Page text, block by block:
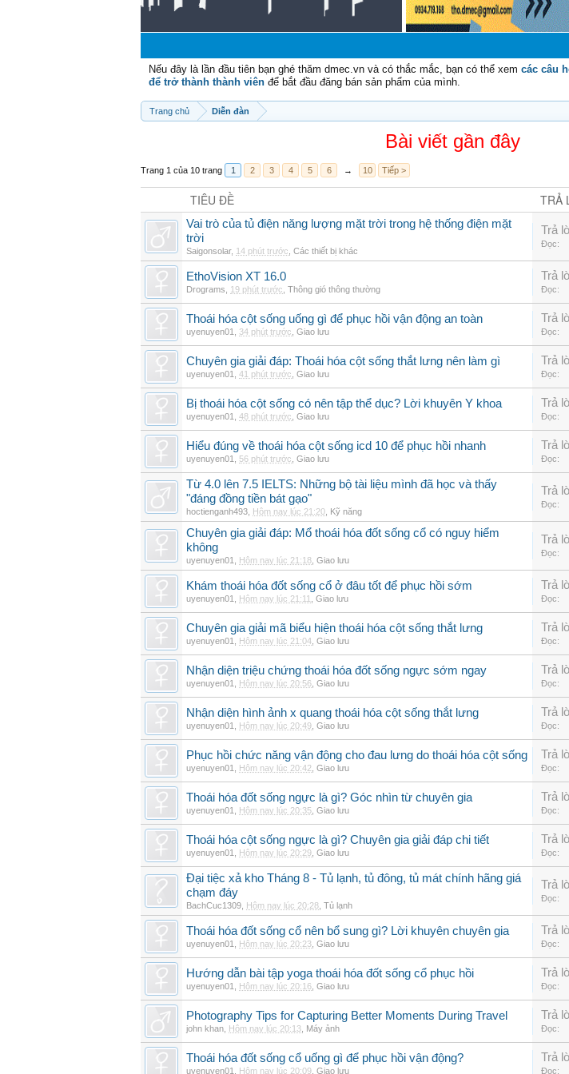
Chào
Nếu đây là lần đầu tiên bạn ghé thăm dmec.vn và có thắc mắc, bạn có thể xem các câu
để trở thành thành viên để bắt đầu đăng bán sản phẩm của mình.
Trang chủ Diễn đàn
Bài viết gần đây
Trang 1 của 10 trang 1 2 3 4 5 6 → 10 Tiếp >
TIÊU ĐỀ TRẢ
Vai trò của tủ điện năng lượng mặt trời trong hệ thống điện mặt
trời
Saigonsolar, 14 phút trước Các thiết bị khác
Trả
Đọc:
EthoVision XT 16.0
Drograms 19 phút trước Thông gió thông thường
Trả
Đọc:
Thoái hóa cột sống uống gì để phục hồi vận động an toàn
uyenuyen01 34 phút trước Giao lưu
Trả
Đọc:
Chuyên gia giải đáp: Thoái hóa cột sống thắt lưng nên làm gì
uyenuyen01 41 phút trước Giao lưu
Trả
Đọc:
Bị thoái hóa cột sống có nên tập thể dục? Lời khuyên Y khoa
uyenuyen01 48 phút trước Giao lưu
Trả
Đọc:
Hiểu đúng về thoái hóa cột sống icd 10 để phục hồi nhanh
uyenuyen01 56 phút trước Giao lưu
Trả
Đọc:
Từ 4.0 lên 7.5 IELTS: Những bộ tài liệu mình đã học và thấy
"đáng đồng tiền bát gạo"
hoctienganh493 Hôm nay lúc 21:20 Kỹ năng
Trả
Đọc:
Chuyên gia giải đáp: Mổ thoái hóa đốt sống cổ có nguy hiểm
không
uyenuyen01 Hôm nay lúc 21:18 Giao lưu
Trả
Đọc:
Khám thoái hóa đốt sống cổ ở đâu tốt để phục hồi sớm
uyenuyen01 Hôm nay lúc 21:11 Giao lưu
Trả
Đọc:
Chuyên gia giải mã biểu hiện thoái hóa cột sống thắt lưng
uyenuyen01 Hôm nay lúc 21:04 Giao lưu
Trả
Đọc:
Nhận diện triệu chứng thoái hóa đốt sống ngực sớm ngay
uyenuyen01 Hôm nay lúc 20:56 Giao lưu
Trả
Đọc:
Nhận diện hình ảnh x quang thoái hóa cột sống thắt lưng
uyenuyen01 Hôm nay lúc 20:49 Giao lưu
Trả
Đọc:
Phục hồi chức năng vận động cho đau lưng do thoái hóa cột sống
uyenuyen01 Hôm nay lúc 20:42 Giao lưu
Trả
Đọc:
Thoái hóa đốt sống ngực là gì? Góc nhìn từ chuyên gia
uyenuyen01 Hôm nay lúc 20:35 Giao lưu
Trả
Đọc:
Thoái hóa cột sống ngực là gì? Chuyên gia giải đáp chi tiết
uyenuyen01 Hôm nay lúc 20:29 Giao lưu
Trả
Đọc:
Đại tiệc xả kho Tháng 8 - Tủ lạnh, tủ đông, tủ mát chính hãng giá
chạm đáy
BachCuc1309 Hôm nay lúc 20:28 Tủ lạnh
Trả
Đọc:
Thoái hóa đốt sống cổ nên bổ sung gì? Lời khuyên chuyên gia
uyenuyen01 Hôm nay lúc 20:23 Giao lưu
Trả
Đọc:
Hướng dẫn bài tập yoga thoái hóa đốt sống cổ phục hồi
uyenuyen01 Hôm nay lúc 20:16 Giao lưu
Trả
Đọc:
Photography Tips for Capturing Better Moments During Travel
john khan Hôm nay lúc 20:13 Máy ảnh
Trả
Đọc:
Thoái hóa đốt sống cổ uống gì để phục hồi vận động?
uyenuyen01 Hôm nay lúc 20:09 Giao lưu
Trả
Đọc: